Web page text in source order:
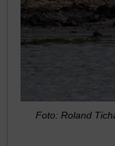
Foto: Roland